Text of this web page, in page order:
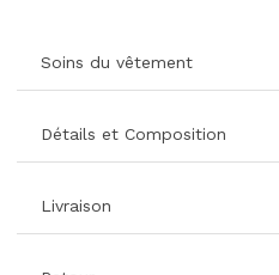
Soins du vêtement
Détails et Composition
Livraison